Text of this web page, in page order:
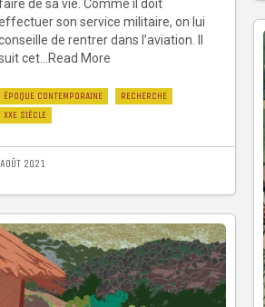
de sa vie. Comme il doit
son service militaire, on lui
de rentrer dans l’aviation. Il
cet...Read More
ÉPOQUE CONTEMPORAINE
RECHERCHE
XXE SIÈCLE
2021